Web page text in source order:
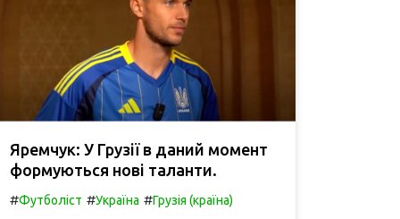
Яремчук: У Грузії в даний момент
формуються нові таланти.
#Футболіст #Україна #Грузія (країна)